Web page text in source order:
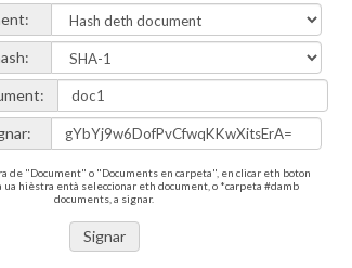
de "Document" o "Documents en carpeta", en clicar eth boton
ua hièstra entà seleccionar eth document, o *carpeta #damb
documents, a signar.